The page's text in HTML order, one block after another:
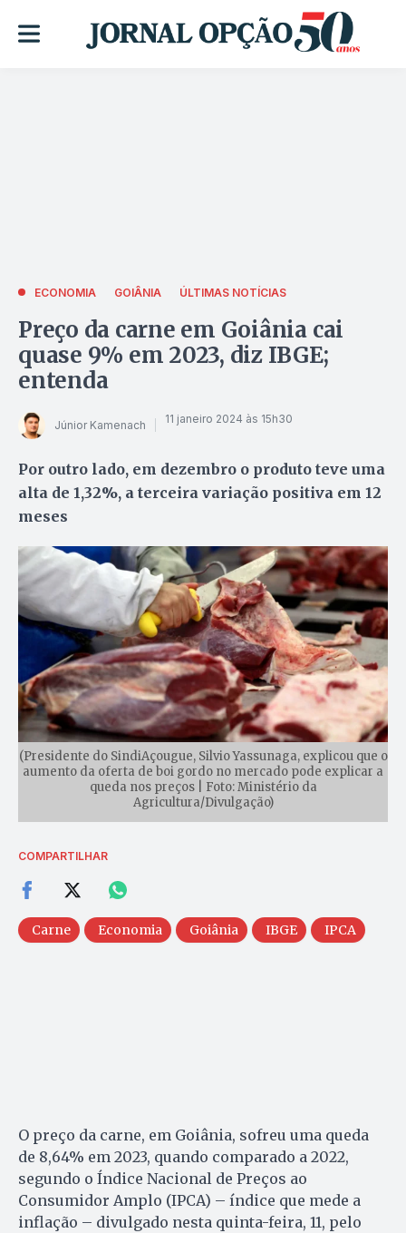
ECONOMIA GOIÂNIA ÚLTIMAS NOTÍCIAS
Preço da carne em Goiânia cai
quase 9% em 2023, diz IBGE;
entenda
Júnior Kamenach 11 janeiro 2024 às 15h30
Por outro lado, em dezembro o produto teve uma
alta de 1,32%, a terceira variação positiva em 12
meses
(Presidente do SindiAçougue, Silvio Yassunaga, explicou que o
aumento da oferta de boi gordo no mercado pode explicar a
queda nos preços | Foto: Ministério da
Agricultura/Divulgação)
COMPARTILHAR
Carne Economia Goiânia IBGE IPCA
O preço da carne, em Goiânia, sofreu uma queda
de 8,64% em 2023, quando comparado a 2022,
segundo o Índice Nacional de Preços ao
Consumidor Amplo (IPCA) – índice que mede a
inflação – divulgado nesta quinta-feira, 11, pelo